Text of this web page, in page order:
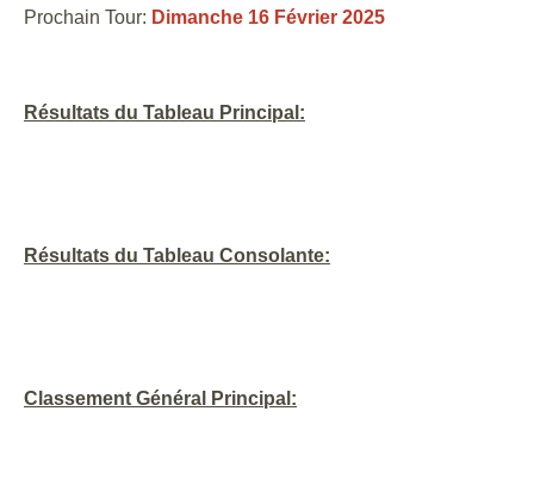
Prochain Tour: Dimanche 16 Février 2025
Résultats du Tableau Principal:
Résultats du Tableau Consolante:
Classement Général Principal: